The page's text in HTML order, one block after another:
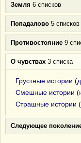
Земля 6 списков
Попадалово 5 списков
Противостояние 9
О чувствах 3 списка
Грустные истории
Смешные истории
Страшные истории
Следующее